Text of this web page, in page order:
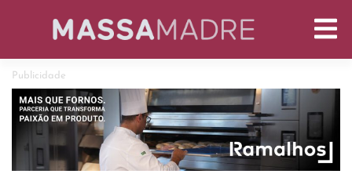
Publicidade